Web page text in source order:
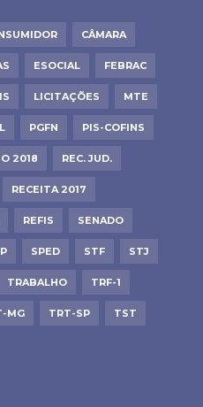
CÂMARA
ESOCIAL FEBRAC
LICITAÇÕES MTE
PGFN PIS-COFINS
2018 REC. JUD.
RECEITA 2017
REFIS SENADO
SPED STF STJ
TRABALHO TRF-1
MG TRT-SP TST